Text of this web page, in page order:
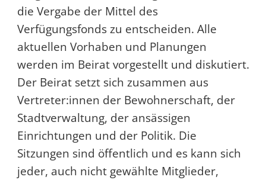
die Vergabe der Mittel des
Verfügungsfonds zu entscheiden. Alle
aktuellen Vorhaben und Planungen
werden im Beirat vorgestellt und diskutiert.
Der Beirat setzt sich zusammen aus
Vertreter:innen der Bewohnerschaft, der
Stadtverwaltung, der ansässigen
Einrichtungen und der Politik. Die
Sitzungen sind öffentlich und es kann sich
jeder, auch nicht gewählte Mitglieder,